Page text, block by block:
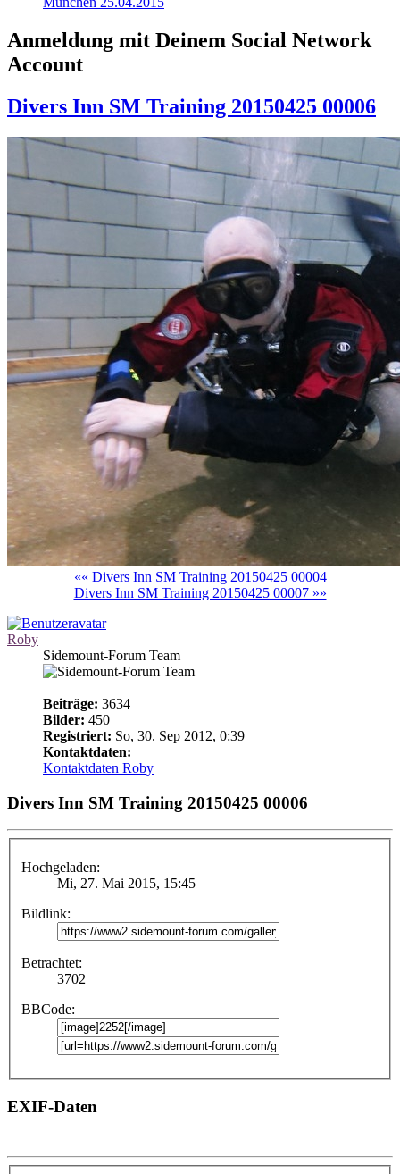
Anmeldung mit Deinem Social Network
Account
Divers Inn SM Training 20150425 00006
«« Divers Inn SM Training 20150425 00004
Divers Inn SM Training 20150425 00007 »»
Roby
Sidemount-Forum Team
Beiträge: 3634
Bilder: 450
Registriert: So, 30. Sep 2012, 0:39
Kontaktdaten:
Kontaktdaten Roby
Divers Inn SM Training 20150425 00006
Hochgeladen:
Mi, 27. Mai 2015, 15:45
Bildlink:
Betrachtet:
3702
BBCode:
EXIF-Daten